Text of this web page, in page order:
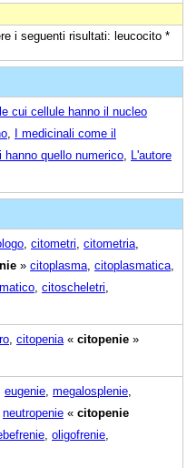
i seguenti risultati: leucocito *
cui cellule hanno il nucleo
I medicinali come il
hanno quello numerico L'autore
citometri citometria
» citoplasma citoplasmatica
citoscheletri
citopenia « citopenie »
eugenie megalosplenie
neutropenie « citopenie
oligofrenie